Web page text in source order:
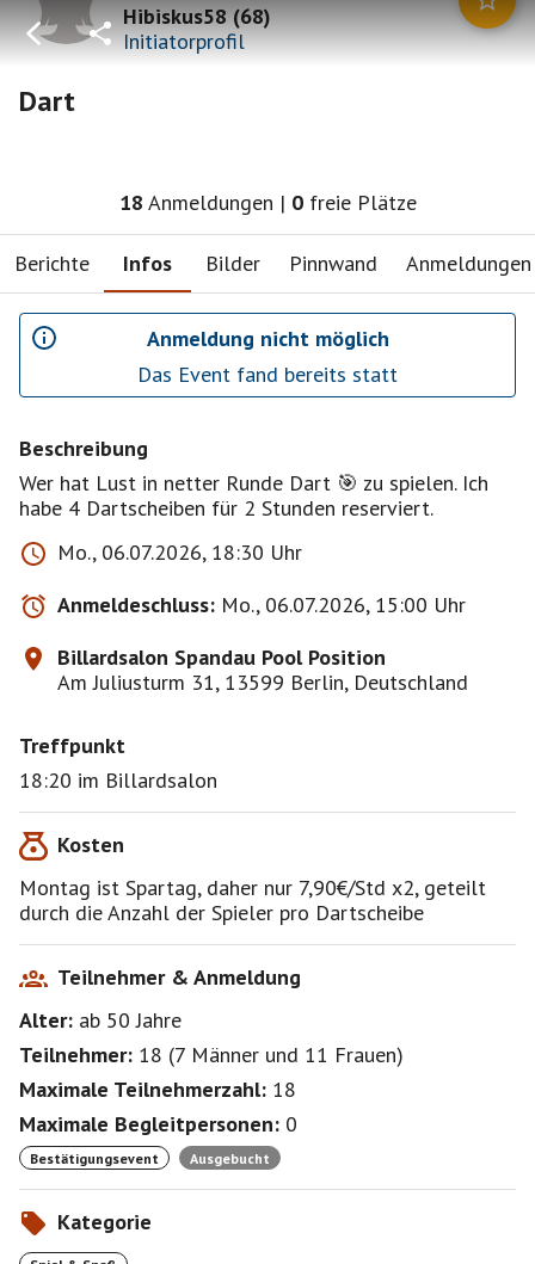
Hibiskus58(68)
Initiatorprofil
Dart
18 Anmeldungen | 0 freie Plätze
Berichte Infos Bilder Pinnwand Anmeldungen
Anmeldung nicht möglich
Das Event fand bereits statt
Beschreibung
Wer hat Lust in netter Runde Dart 🎯 zu spielen. Ich
habe 4 Dartscheiben für 2 Stunden reserviert.
Mo., 06.07.2026, 18:30 Uhr
Anmeldeschluss: Mo., 06.07.2026, 15:00 Uhr
Billardsalon Spandau Pool Position
Am Juliusturm 31, 13599 Berlin, Deutschland
Treffpunkt
18:20 im Billardsalon
Kosten
Montag ist Spartag, daher nur 7,90€/Std x2, geteilt
durch die Anzahl der Spieler pro Dartscheibe
Teilnehmer & Anmeldung
Alter: ab 50Jahre
Teilnehmer: 18 (7 Männer und 11 Frauen)
Maximale Teilnehmerzahl: 18
Maximale Begleitpersonen: 0
Bestätigungsevent Ausgebucht
Kategorie